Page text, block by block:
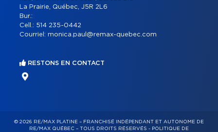
La Prairie, Québec, J5R 2L6
Bur.:
Cell.: 514 235-0442
Courriel: monica.paul@remax-quebec.com
RESTONS EN CONTACT
© 2026 RE/MAX PLATINE – FRANCHISÉ INDÉPENDANT ET AUTONOME DE
RE/MAX QUÉBEC – TOUS DROITS RÉSERVÉS - POLITIQUE DE